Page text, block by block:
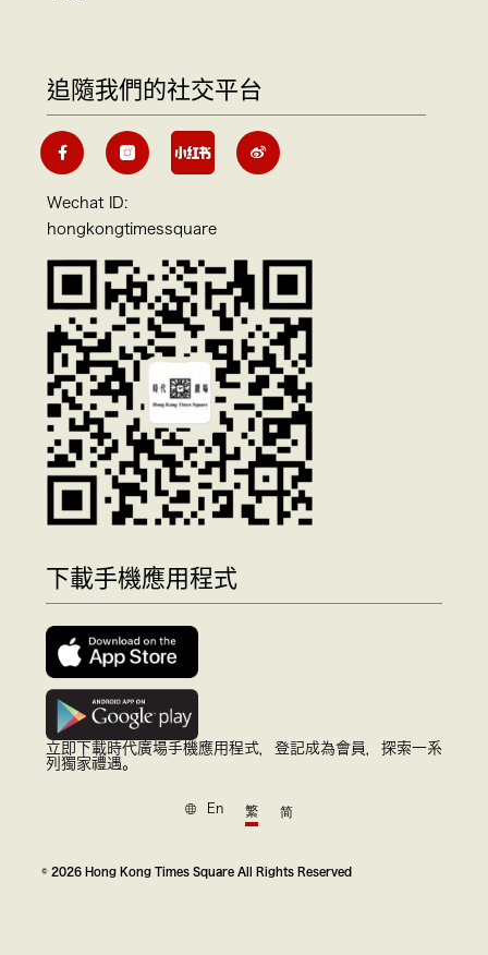
追隨我們的社交平台
Wechat ID:
hongkongtimessquare
下載手機應用程式
立即下載時代廣場手機應用程式，登記成為會員，探索一系
列獨家禮遇。
En 繁 简
© 2026 Hong Kong Times Square All Rights Reserved